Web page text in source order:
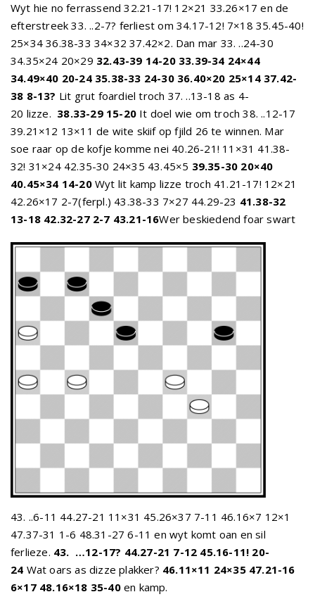
Wyt hie no ferrassend 32.21-17! 12×21 33.26×17 en de
efterstreek 33. ..2-7? ferliest om 34.17-12! 7×18 35.45-40!
25×34 36.38-33 34×32 37.42×2. Dan mar 33. ..24-30
34.35×24 20×29 32.43-39 14-20 33.39-34 24×44
34.49×40 20-24 35.38-33 24-30 36.40×20 25×14 37.42-
38 8-13? Lit grut foardiel troch 37. ..13-18 as 4-
20 lizze. 38.33-29 15-20 It doel wie om troch 38. ..12-17
39.21×12 13×11 de wite skiif op fjild 26 te winnen. Mar
soe raar op de kofje komme nei 40.26-21! 11×31 41.38-
32! 31×24 42.35-30 24×35 43.45×5 39.35-30 20×40
40.45×34 14-20Wyt lit kamp lizze troch 41.21-17! 12×21
42.26×17 2-7(ferpl.) 43.38-33 7×27 44.29-23 41.38-32
13-18 42.32-27 2-7 43.21-16Wer beskiedend foar swart
43. ..6-11 44.27-21 11×31 45.26×37 7-11 46.16×7 12×1
47.37-31 1-6 48.31-27 6-11 en wyt komt oan en sil
ferlieze. 43. …12-17? 44.27-21 7-12 45.16-11! 20-
24 Wat oars as dizze plakker? 46.11×11 24×35 47.21-16
6×17 48.16×18 35-40 en kamp.